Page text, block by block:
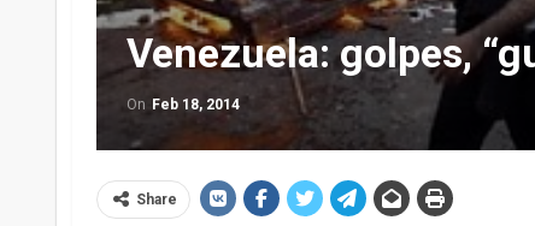
Venezuela: golpes,
On Feb 18, 2014
Share